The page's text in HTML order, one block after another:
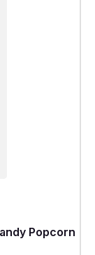
Popcorn